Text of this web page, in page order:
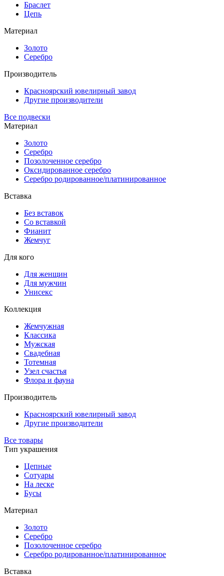
Браслет
Цепь
Материал
Золото
Серебро
Производитель
Красноярский ювелирный завод
Другие производители
Все подвески
Материал
Золото
Серебро
Позолоченное серебро
Оксидированное серебро
Серебро родированное/платинированное
Вставка
Без вставок
Со вставкой
Фианит
Жемчуг
Для кого
Для женщин
Для мужчин
Унисекс
Коллекция
Жемчужная
Классика
Мужская
Свадебная
Тотемная
Узел счастья
Флора и фауна
Производитель
Красноярский ювелирный завод
Другие производители
Все товары
Тип украшения
Цепные
Сотуары
На леске
Бусы
Материал
Золото
Серебро
Позолоченное серебро
Серебро родированное/платинированное
Вставка